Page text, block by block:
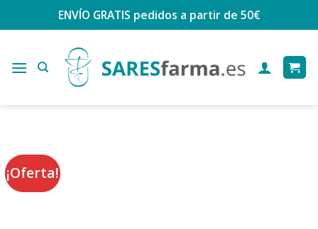
ENVÍO GRATIS pedidos a partir de 50€
¡Oferta!